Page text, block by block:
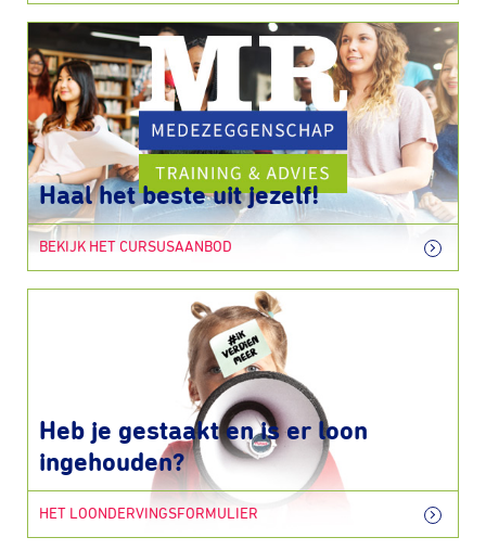
Haal het beste uit jezelf!
BEKIJK HET CURSUSAANBOD
Heb je gestaakt en is er loon
ingehouden?
HET LOONDERVINGSFORMULIER